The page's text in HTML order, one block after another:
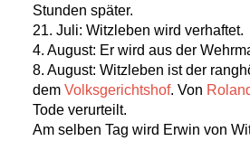
Stunden später.
21. Juli: Witzleben wird verhaftet.
4. August: Er wird aus der
8. August: Witzleben ist der
dem Volksgerichtshof. Von
Tode verurteilt.
Am selben Tag wird Erwin von